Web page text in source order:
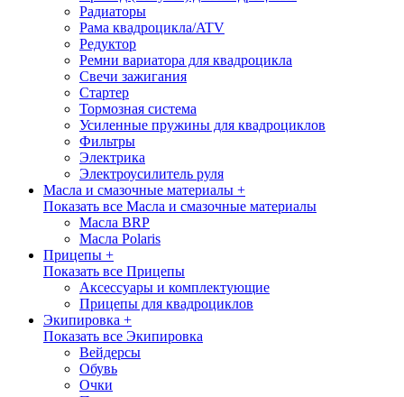
Радиаторы
Рама квадроцикла/ATV
Редуктор
Ремни вариатора для квадроцикла
Свечи зажигания
Стартер
Тормозная система
Усиленные пружины для квадроциклов
Фильтры
Электрика
Электроусилитель руля
Масла и смазочные материалы +
Показать все Масла и смазочные материалы
Масла BRP
Масла Polaris
Прицепы +
Показать все Прицепы
Аксессуары и комплектующие
Прицепы для квадроциклов
Экипировка +
Показать все Экипировка
Вейдерсы
Обувь
Очки